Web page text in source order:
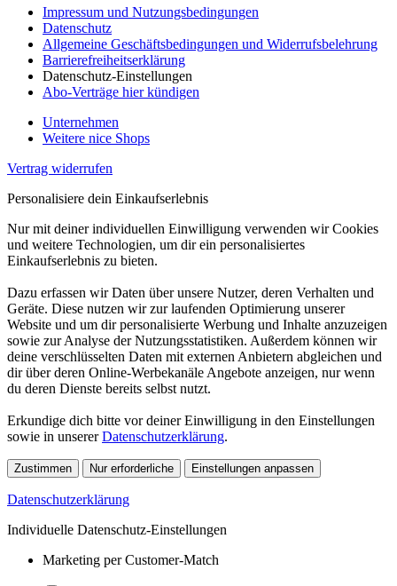
Impressum und Nutzungsbedingungen
Datenschutz
Allgemeine Geschäftsbedingungen und Widerrufsbelehrung
Barrierefreiheitserklärung
Datenschutz-Einstellungen
Abo-Verträge hier kündigen
Unternehmen
Weitere nice Shops
Vertrag widerrufen
Personalisiere dein Einkaufserlebnis
Nur mit deiner individuellen Einwilligung verwenden wir Cookies
und weitere Technologien, um dir ein personalisiertes
Einkaufserlebnis zu bieten.
Dazu erfassen wir Daten über unsere Nutzer, deren Verhalten und
Geräte. Diese nutzen wir zur laufenden Optimierung unserer
Website und um dir personalisierte Werbung und Inhalte anzuzeigen
sowie zur Analyse der Nutzungsstatistiken. Außerdem können wir
deine verschlüsselten Daten mit externen Anbietern abgleichen und
dir über deren Online-Werbekanäle Angebote anzeigen, nur wenn
du deren Dienste bereits selbst nutzt.
Erkundige dich bitte vor deiner Einwilligung in den Einstellungen
sowie in unsererDatenschutzerklärung.
Zustimmen Nur erforderliche Einstellungen anpassen
Datenschutzerklärung
Individuelle Datenschutz-Einstellungen
Marketing per Customer-Match